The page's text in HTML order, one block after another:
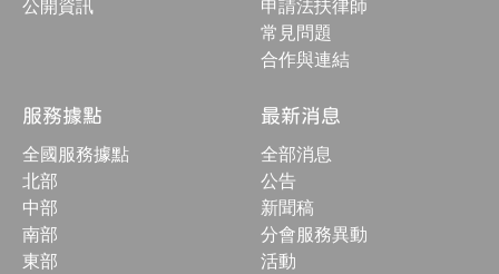
公開資訊
申請法扶律師
常見問題
合作與連結
服務據點
全國服務據點
北部
中部
南部
東部
最新消息
全部消息
公告
新聞稿
分會服務異動
活動